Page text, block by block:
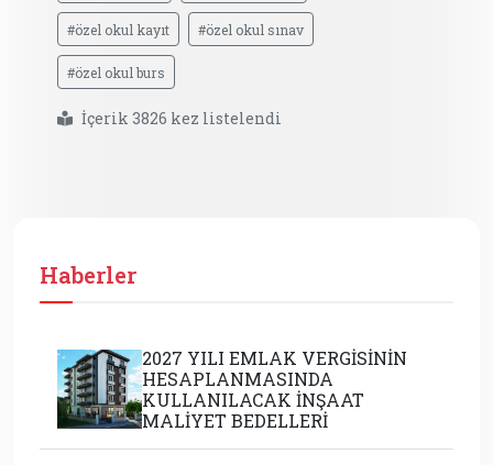
#özel okul kayıt #özel okul sınav
#özel okul burs
İçerik 3826 kez listelendi
Haberler
2027 YILI EMLAK VERGİSİNİN
HESAPLANMASINDA
KULLANILACAK İNŞAAT
MALİYET BEDELLERİ